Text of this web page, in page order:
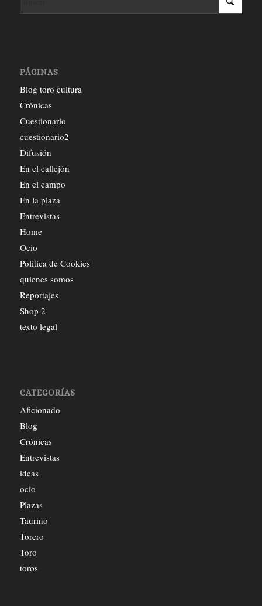
PÁGINAS
Blog toro cultura
Crónicas
Cuestionario
cuestionario2
Difusión
En el callejón
En el campo
En la plaza
Entrevistas
Home
Ocio
Política de Cookies
quienes somos
Reportajes
Shop 2
texto legal
CATEGORÍAS
Aficionado
Blog
Crónicas
Entrevistas
ideas
ocio
Plazas
Taurino
Torero
Toro
toros